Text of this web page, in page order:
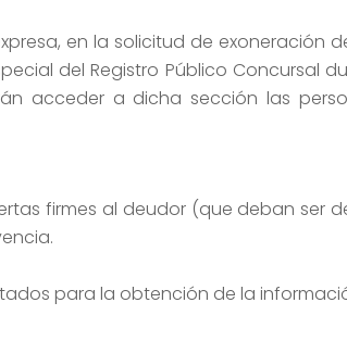
en la solicitud de exoneración
del Registro Público Concursal
acceder a dicha sección las
firmes al deudor (que deban ser
para la obtención de la